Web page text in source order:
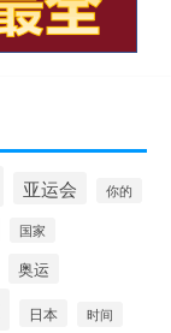
亚运会 你的
国家
奥运
日本 时间